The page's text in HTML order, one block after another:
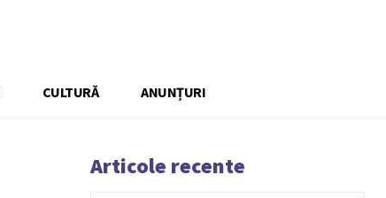
CULTURĂ ANUNȚURI
Articole recente